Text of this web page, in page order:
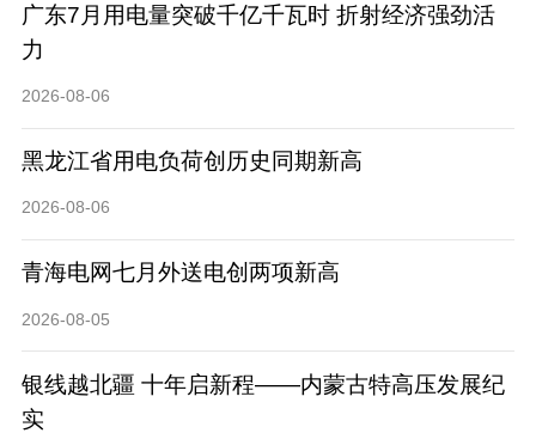
广东7月用电量突破千亿千瓦时 折射经济强劲活
力
2026-08-06
黑龙江省用电负荷创历史同期新高
2026-08-06
青海电网七月外送电创两项新高
2026-08-05
银线越北疆 十年启新程——内蒙古特高压发展纪
实